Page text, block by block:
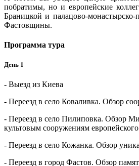
побратимы, но и европейские
Браницкой и палацово-
Фастовщины.
Программа тура
День 1
- Выезд из Киева
- Переезд в село Коваливка. Обзор
- Переезд в село Пилиповка. Обзор
культовым сооружениям
- Переезд в село Кожанка. Обзор
- Переезд в город Фастов. Обзор